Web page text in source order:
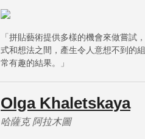
「拼貼藝術提供多樣的機會來做嘗試
式和想法之間，產生令人意想不到的
常有趣的結果。」
Olga Khaletskaya
哈薩克 阿拉木圖